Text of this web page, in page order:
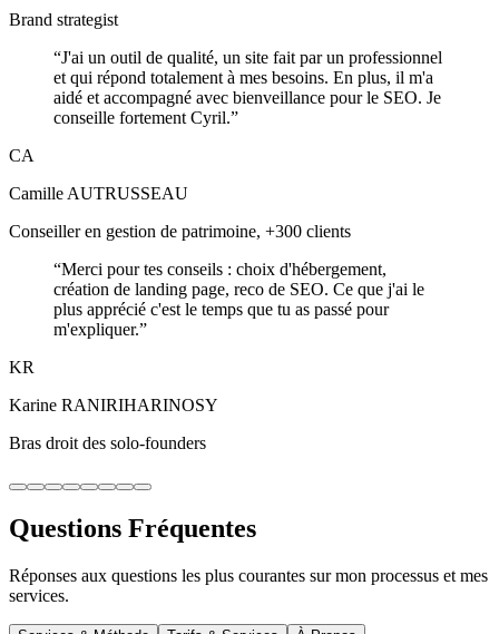
Brand strategist
“J'ai un outil de qualité, un site fait par un professionnel
et qui répond totalement à mes besoins. En plus, il m'a
aidé et accompagné avec bienveillance pour le SEO. Je
conseille fortement Cyril.”
CA
Camille AUTRUSSEAU
Conseiller en gestion de patrimoine, +300 clients
“Merci pour tes conseils : choix d'hébergement,
création de landing page, reco de SEO. Ce que j'ai le
plus apprécié c'est le temps que tu as passé pour
m'expliquer.”
KR
Karine RANIRIHARINOSY
Bras droit des solo-founders
Questions Fréquentes
Réponses aux questions les plus courantes sur mon processus et mes
services.